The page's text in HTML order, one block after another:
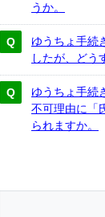
うか。
ゆうちょ手続
したが、どう
ゆうちょ手続
不可理由に「
られますか。